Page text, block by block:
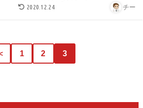
2020.12.24 チー
1 2 3